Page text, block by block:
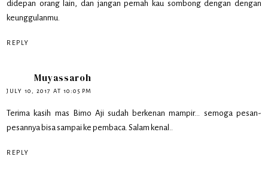
didepan orang lain, dan jangan pernah kau sombong dengan dengan
keunggulanmu.
REPLY
Muyassaroh
JULY 10, 2017 AT 10:05 PM
Terima kasih mas Bimo Aji sudah berkenan mampir... semoga pesan-
pesannya bisa sampai ke pembaca. Salam kenal..
REPLY